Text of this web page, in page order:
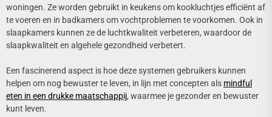
woningen. Ze worden gebruikt in keukens om kookluchtjes efficiënt af
te voeren en in badkamers om vochtproblemen te voorkomen. Ook in
slaapkamers kunnen ze de luchtkwaliteit verbeteren, waardoor de
slaapkwaliteit en algehele gezondheid verbetert.
Een fascinerend aspect is hoe deze systemen gebruikers kunnen
helpen om nog bewuster te leven, in lijn met concepten als mindful
eten in een drukke maatschappij, waarmee je gezonder en bewuster
kunt leven.